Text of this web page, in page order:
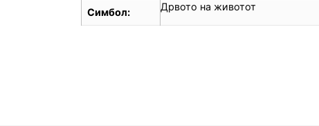
Симбол Дрвото на животот